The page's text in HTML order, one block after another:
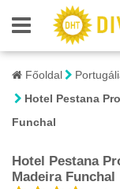
Főoldal
Hotel Pestana
Funchal
Hotel Pestana
Madeira Funchal